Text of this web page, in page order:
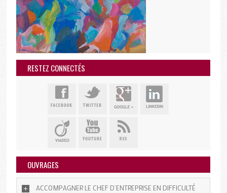
RESTEZ CONNECTÉS
OUVRAGES
ACCOMPAGNER LE CHEF D’ENTREPRISE EN DIFFICULTÉ